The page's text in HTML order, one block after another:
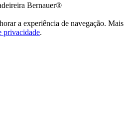
Bernauer®
a experiência de navegação. Mais
privacidade.